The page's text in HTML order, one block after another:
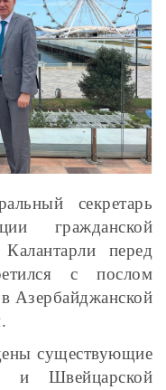
секретарь
гражданской
перед
с послом
Азербайджанской
существующие
Швейцарской